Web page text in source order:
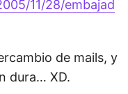
11/28/embajad
de mails, y
dura… XD.